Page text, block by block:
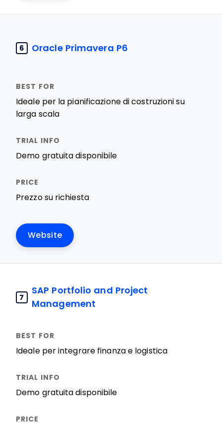
6 Oracle Primavera P6
Ideale per la pianificazione di costruzioni su
larga scala
Demo gratuita disponibile
Prezzo su richiesta
Website
7
SAP Portfolio and Project
Management
Ideale per integrare finanza e logistica
Demo gratuita disponibile